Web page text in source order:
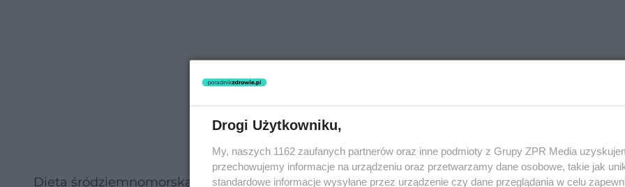
Dieta śródziemnomorska zawiera również tłuszcze pochodzenia zwierzęcego. Jak twierdzą
Drogi Użytkowniku,
My, naszych 1162 zaufanych partnerów oraz inne podmioty z Grupy ZPR Media
przechowujemy informacje na urządzeniu oraz przetwarzamy dane osobowe, takie jak
standardowe informacje wysyłane przez urządzenie czy dane przeglądania w celu